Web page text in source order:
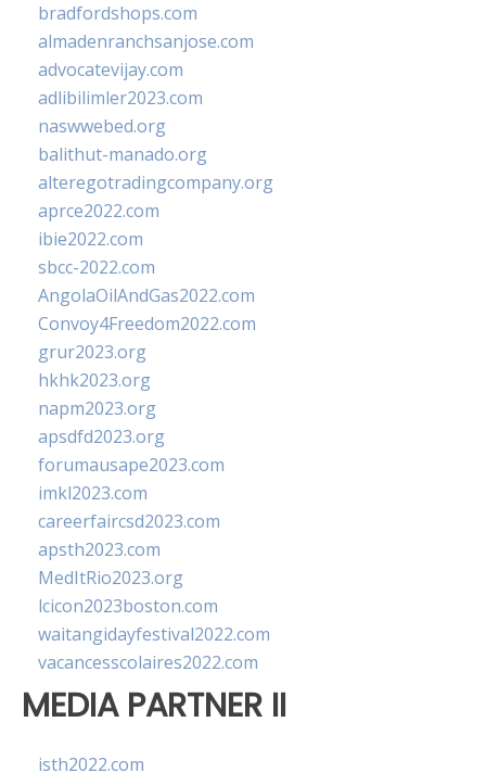
bradfordshops.com
almadenranchsanjose.com
advocatevijay.com
adlibilimler2023.com
naswwebed.org
balithut-manado.org
alteregotradingcompany.org
aprce2022.com
ibie2022.com
sbcc-2022.com
AngolaOilAndGas2022.com
Convoy4Freedom2022.com
grur2023.org
hkhk2023.org
napm2023.org
apsdfd2023.org
forumausape2023.com
imkl2023.com
careerfaircsd2023.com
apsth2023.com
MedItRio2023.org
lcicon2023boston.com
waitangidayfestival2022.com
vacancesscolaires2022.com
MEDIA PARTNER II
isth2022.com